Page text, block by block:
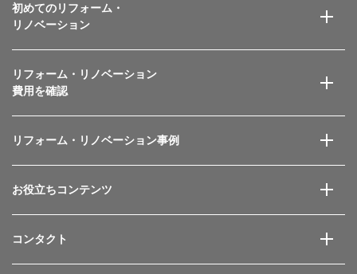
初めてのリフォーム・
リノベーション
リフォーム・リノベーション
費用を確認
リフォーム・リノベーション事例
お役立ちコンテンツ
コンタクト